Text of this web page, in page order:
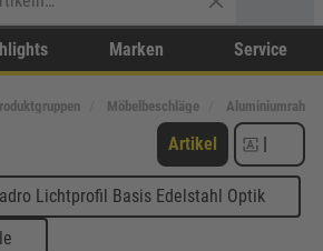
Marken Service
Möbelbeschläge
Artikel |
Lichtprofil Basis Edelstahl Optik